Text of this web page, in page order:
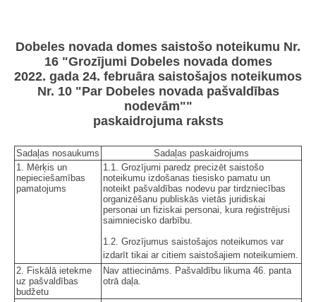
Dobeles novada domes saistošo noteikumu Nr.
16 "Grozījumi Dobeles novada domes
2022. gada 24. februāra saistošajos noteikumos
Nr. 10 "Par Dobeles novada pašvaldības
nodevām""
paskaidrojuma raksts
Sadaļas nosaukums
Sadaļas paskaidrojums
1. Mērķis un
nepieciešamības
pamatojums
1.1. Grozījumi paredz precizēt saistošo
noteikumu izdošanas tiesisko pamatu un
noteikt pašvaldības nodevu par tirdzniecības
organizēšanu publiskās vietās juridiskai
personai un fiziskai personai, kura reģistrējusi
saimniecisko darbību.
1.2. Grozījumus saistošajos noteikumos var
izdarīt tikai ar citiem saistošajiem noteikumiem.
2. Fiskālā ietekme
uz pašvaldības
budžetu
Nav attiecināms. Pašvaldību likuma 46. panta
otrā daļa.